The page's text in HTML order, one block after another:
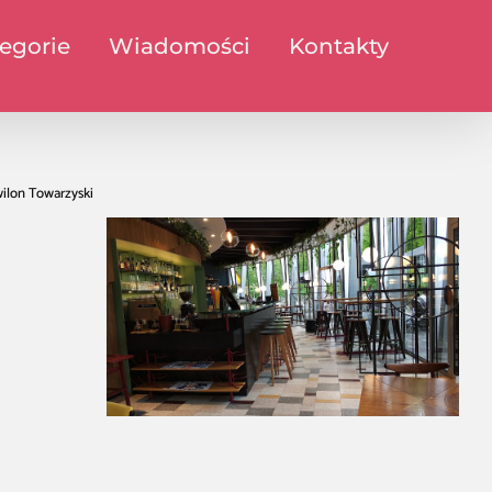
Wiadomości Kontakty
Towarzyski